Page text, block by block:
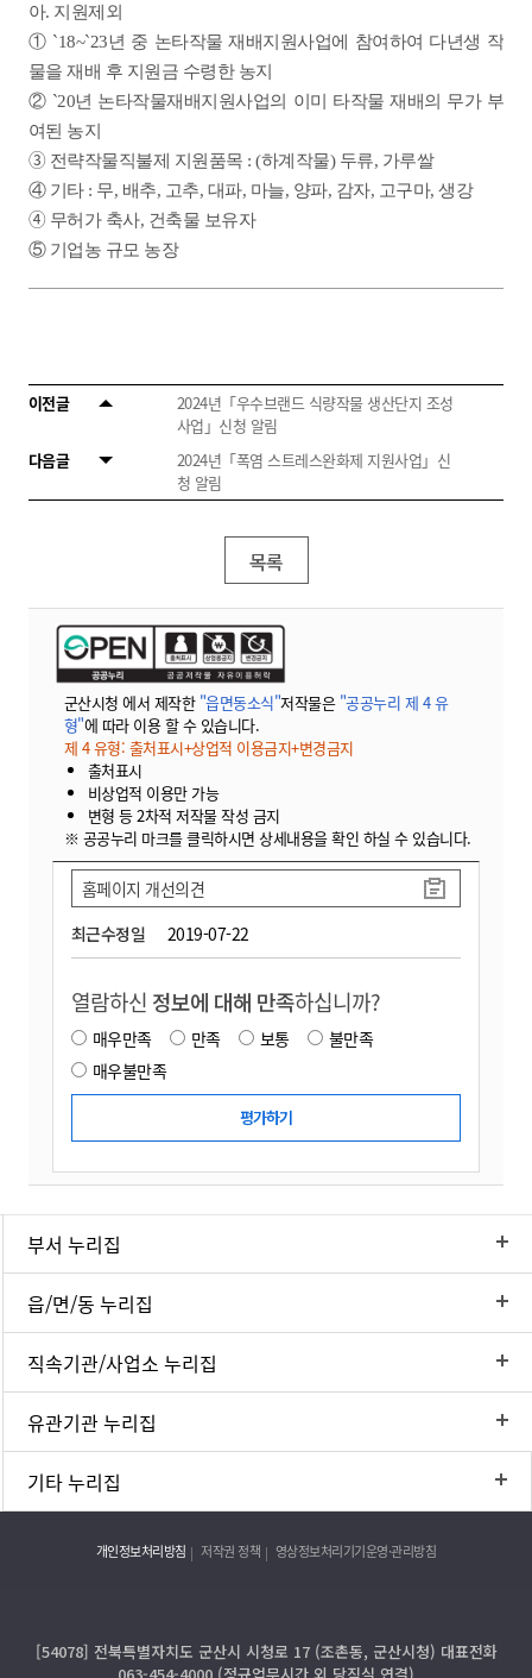
아. 지원제외
① `18~`23년 중 논타작물 재배지원사업에 참여하여 다년생 작
물을 재배 후 지원금 수령한 농지
② `20년 논타작물재배지원사업의 이미 타작물 재배의 무가 부
여된 농지
③ 전략작물직불제 지원품목 : (하계작물) 두류, 가루쌀
④ 기타 : 무, 배추, 고추, 대파, 마늘, 양파, 감자, 고구마, 생강
④ 무허가 축사, 건축물 보유자
⑤ 기업농 규모 농장
이전글
2024년「우수브랜드 식량작물 생산단지 조성
사업」신청 알림
다음글
2024년「폭염 스트레스완화제 지원사업」신
청 알림
목록
군산시청 에서 제작한 "읍면동소식"저작물은 "공공누리 제 4 유
형"에 따라 이용 할 수 있습니다.
제 4 유형: 출처표시+상업적 이용금지+변경금지
출처표시
비상업적 이용만 가능
변형 등 2차적 저작물 작성 금지
※ 공공누리 마크를 클릭하시면 상세내용을 확인 하실 수 있습니다.
최근수정일 2019-07-22
홈페이지 개선의견
열람하신 정보에 대해 만족하십니까?
매우만족 만족 보통
불만족
매우불만족
부서 누리집
읍/면/동 누리집
직속기관/사업소 누리집
유관기관 누리집
기타 누리집
개인정보처리방침 저작권 정책 영상정보처리기기운영·관리방침
[54078] 전북특별자치도 군산시 시청로 17 (조촌동, 군산시청) 대표전화